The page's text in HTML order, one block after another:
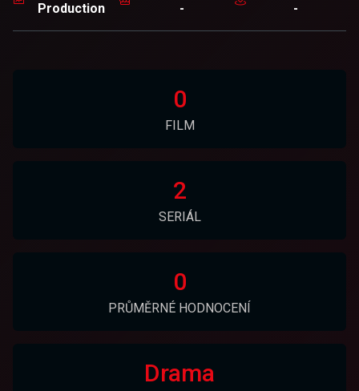
Production - -
0
FILM
2
SERIÁL
0
PRŮMĚRNÉ HODNOCENÍ
Drama